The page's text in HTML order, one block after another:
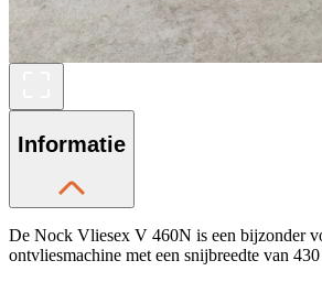
Informatie
De Nock Vliesex V 460N is een bijzonder
ontvliesmachine met een snijbreedte van